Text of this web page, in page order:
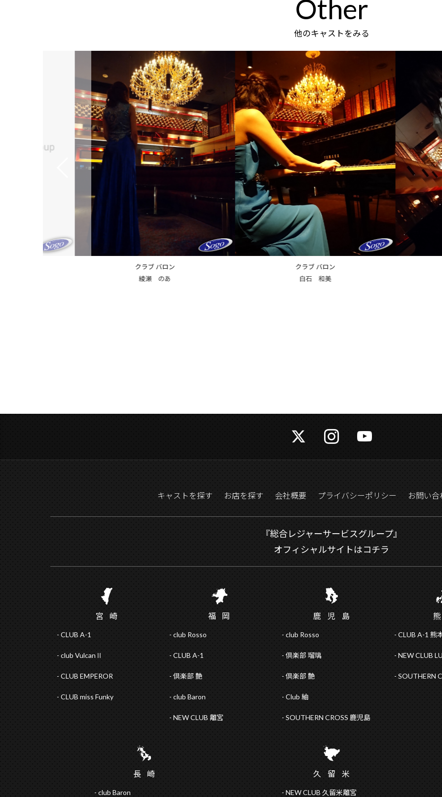
Other
クラブ バロン
白石 和美
クラブ バロン
上条 麻美
キャストを探す お店を探す 会社概要 プライバシーポリシー お問い合
『総合レジャーサービスグループ』
オフィシャルサイトはコチラ
宮 崎
CLUB A-1
club VulcanⅡ
CLUB EMPEROR
CLUB miss Funky
福 岡
club Rosso
CLUB A-1
倶楽部 艶
club Baron
NEW CLUB 離宮
鹿児 島
club Rosso
倶楽部 瑠璃
倶楽部 艶
Club 紬
SOUTHERN CROSS 鹿児島
CLUB A-1 熊
NEW CLUB
SOUTHERN
長 崎
club Baron
久留 米
NEW CLUB 久留米離宮